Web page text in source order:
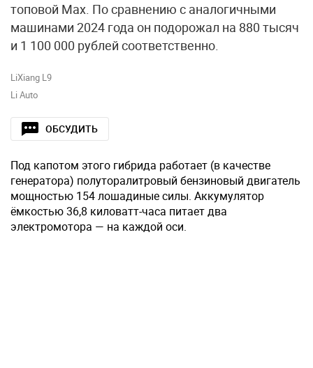
топовой Max. По сравнению с аналогичными
машинами 2024 года он подорожал на 880 тысяч
и 1 100 000 рублей соответственно.
LiXiang L9
Li Auto
ОБСУДИТЬ
Под капотом этого гибрида работает (в качестве
генератора) полуторалитровый бензиновый двигатель
мощностью 154 лошадиные силы. Аккумулятор
ёмкостью 36,8 киловатт-часа питает два
электромотора — на каждой оси.